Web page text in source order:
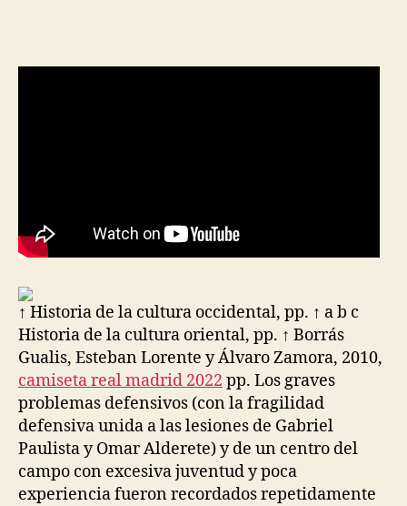
↑ Historia de la cultura occidental, pp. ↑ a b c
Historia de la cultura oriental, pp. ↑ Borrás
Gualis, Esteban Lorente y Álvaro Zamora, 2010,
camiseta real madrid 2022 pp. Los graves
problemas defensivos (con la fragilidad
defensiva unida a las lesiones de Gabriel
Paulista y Omar Alderete) y de un centro del
campo con excesiva juventud y poca
experiencia fueron recordados repetidamente